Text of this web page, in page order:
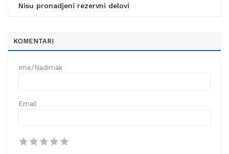
Nisu pronadjeni rezervni delovi
KOMENTARI
Ime/Nadimak
Email